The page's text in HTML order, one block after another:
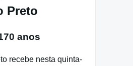
Preto
anos
recebe nesta quinta-